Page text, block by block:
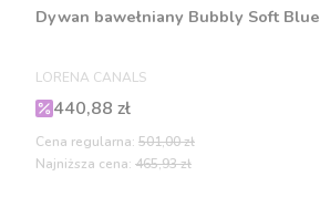
Dywan bawełniany Bubbly Soft Blue
PRODUCENT
LORENA CANALS
Cena promocyjna
440,88 zł
Cena regularna: 501,00 zł
Najniższa cena: 465,93 zł